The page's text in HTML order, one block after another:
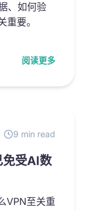
、如何验
要。
阅读更多
9 min read
免受AI数
VPN至关重